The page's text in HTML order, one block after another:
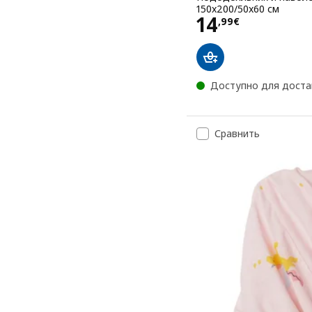
150x200/50x60 см
14,99€
Цена 14,99€
Доступно для
Сравнить